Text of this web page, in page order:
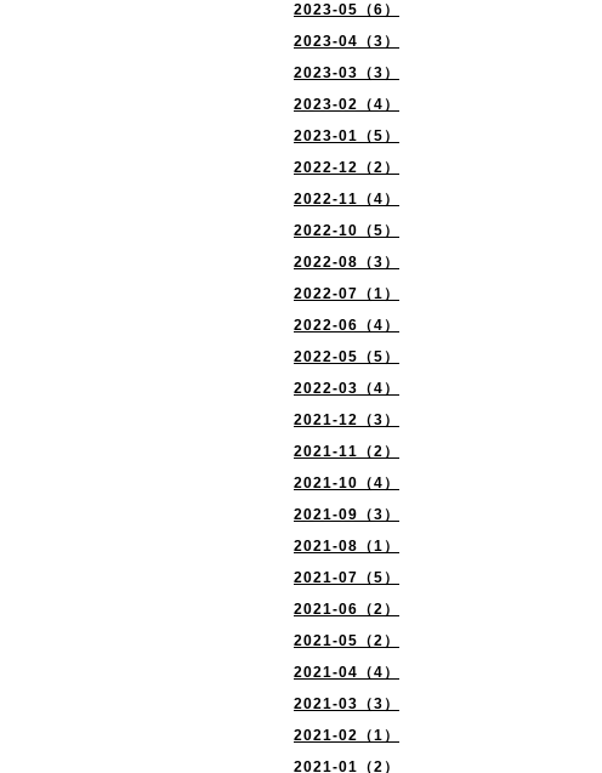
2023-05（6）
2023-04（3）
2023-03（3）
2023-02（4）
2023-01（5）
2022-12（2）
2022-11（4）
2022-10（5）
2022-08（3）
2022-07（1）
2022-06（4）
2022-05（5）
2022-03（4）
2021-12（3）
2021-11（2）
2021-10（4）
2021-09（3）
2021-08（1）
2021-07（5）
2021-06（2）
2021-05（2）
2021-04（4）
2021-03（3）
2021-02（1）
2021-01（2）